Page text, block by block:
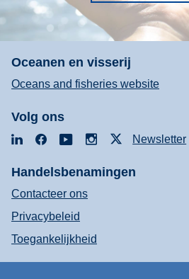
Oceanen en visserij
Oceans and fisheries website
Volg ons
LinkedInFacebookYouTubeInstagramNewsletter
Handelsbenamingen
Contacteer ons
Privacybeleid
Toegankelijkheid